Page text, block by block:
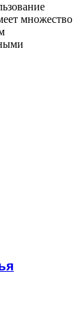
множество